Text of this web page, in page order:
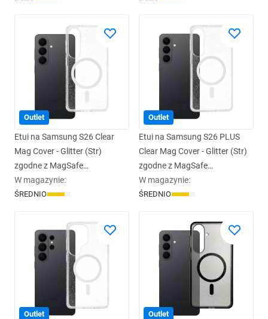
Outlet
Etui na Samsung S26 Clear
Mag Cover - Glitter (Str)
zgodne z MagSafe
transparentne glitter
W magazynie:
ŚREDNIO
Outlet
Etui na Samsung S26 PLUS
Clear Mag Cover - Glitter (Str)
zgodne z MagSafe
transparentne glitter
W magazynie:
ŚREDNIO
Outlet Outlet